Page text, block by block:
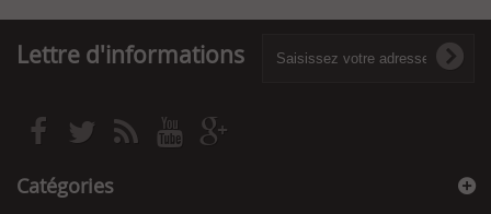
Lettre d'informations
Catégories